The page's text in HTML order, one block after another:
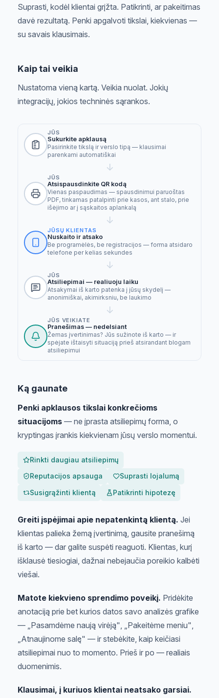
Suprasti, kodėl klientai grįžta. Patikrinti, ar pakeitimas
davė rezultatą. Penki apgalvoti tikslai, kiekvienas —
su savais klausimais.
Kaip tai veikia
Nustatoma vieną kartą. Veikia nuolat. Jokių
integracijų, jokios techninės sąrankos.
JŪS
Sukurkite apklausą
Pasirinkite tikslą ir verslo tipą — klausimai
parenkami automatiškai
→
JŪS
Atsispausdinkite QR kodą
Vienas paspaudimas — spausdinimui paruoštas
PDF, tinkamas patalpinti prie kasos, ant stalo, prie
išėjimo ar į sąskaitos aplankalą
→
JŪSŲ KLIENTAS
Nuskaito ir atsako
Be programėlės, be registracijos — forma atsidaro
telefone per kelias sekundes
→
JŪS
Atsiliepimai — realiuoju laiku
Atsakymai iš karto patenka į jūsų skydelį —
anonimiškai, akimirksniu, be laukimo
→
JŪS VEIKIATE
Pranešimas — nedelsiant
Žemas įvertinimas? Jūs sužinote iš karto — ir
spėjate ištaisyti situaciją prieš atsirandant blogam
atsiliepimui
Ką gaunate
Penki apklausos tikslai konkrečioms
situacijoms — ne įprasta atsiliepimų forma, o
kryptingas įrankis kiekvienam jūsų verslo momentui.
Rinkti daugiau atsiliepimų
Reputacijos apsauga
Suprasti lojalumą
Susigrąžinti klientą
Patikrinti hipotezę
Greiti įspėjimai apie nepatenkintą klientą. Jei
klientas palieka žemą įvertinimą, gausite pranešimą
iš karto — dar galite suspėti reaguoti. Klientas, kurį
išklausė tiesiogiai, dažnai nebejaučia poreikio kalbėti
viešai.
Matote kiekvieno sprendimo poveikį. Pridėkite
anotaciją prie bet kurios datos savo analizės grafike
— „Pasamdėme naują virėją", „Pakeitėme meniu",
„Atnaujinome salę" — ir stebėkite, kaip keičiasi
atsiliepimai nuo to momento. Prieš ir po — realiais
duomenimis.
Klausimai, į kuriuos klientai neatsako garsiai.